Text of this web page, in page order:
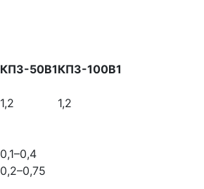
КПЗ-50В1КПЗ-100В1
1,2 1,2
0,1–0,4
0,2–0,75